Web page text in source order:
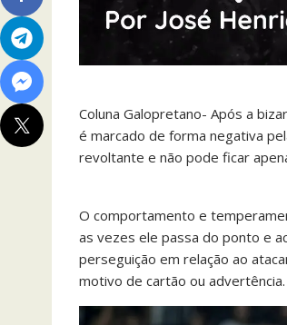
Coluna Galopretano- Após a
é marcado de forma negativa
revoltante e não pode ficar
O comportamento e
as vezes ele passa do ponto e
perseguição em relação ao
motivo de cartão ou advertência.